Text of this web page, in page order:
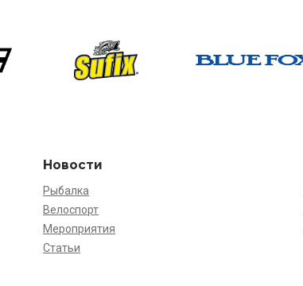
Новости
Рыбалка
Велоспорт
Мероприятия
Статьи